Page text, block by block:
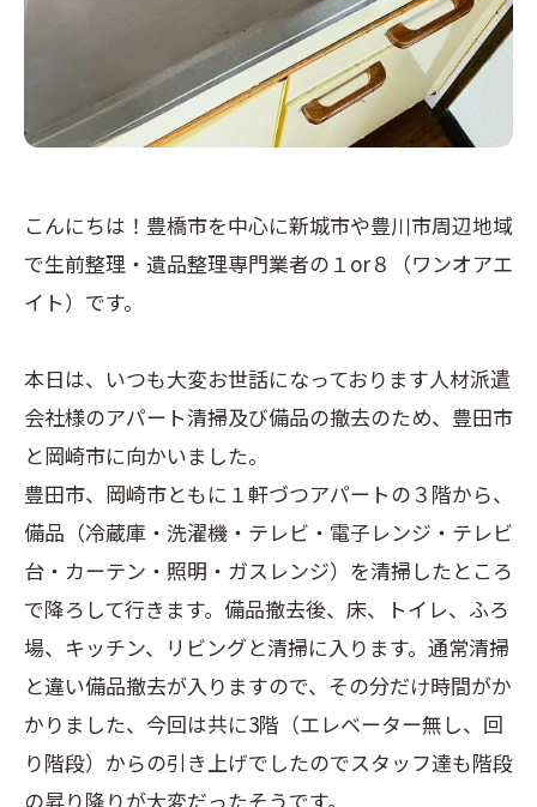
こんにちは！豊橋市を中心に新城市や豊川市周辺地域
で生前整理・遺品整理専門業者の１or８（ワンオアエ
イト）です。
本日は、いつも大変お世話になっております人材派遣
会社様のアパート清掃及び備品の撤去のため、豊田市
と岡崎市に向かいました。
豊田市、岡崎市ともに１軒づつアパートの３階から、
備品（冷蔵庫・洗濯機・テレビ・電子レンジ・テレビ
台・カーテン・照明・ガスレンジ）を清掃したところ
で降ろして行きます。備品撤去後、床、トイレ、ふろ
場、キッチン、リビングと清掃に入ります。通常清掃
と違い備品撤去が入りますので、その分だけ時間がか
かりました、今回は共に3階（エレベーター無し、回
り階段）からの引き上げでしたのでスタッフ達も階段
の昇り降りが大変だったそうです。